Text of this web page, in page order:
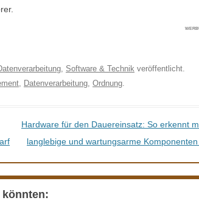
, Software & Technik veröffentlicht.
, Datenverarbeitung, Ordnung.
Hardware für den Dauereinsatz: So erkennt
langlebige und wartungsarme Komponenten
könnten: